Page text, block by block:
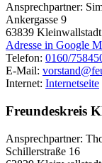
Ansprechpartner:
Ankergasse 9
63839 Kleinwallstadt
Adresse in Google
Telefon: 0160/
E-Mail:
Internet: Internetseite
Freundeskreis
Ansprechpartner:
Schillerstraße 16